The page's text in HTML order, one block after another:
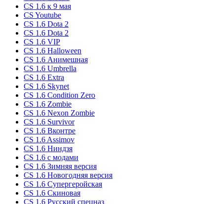
CS 1.6 к 9 мая
CS Youtube
CS 1.6 Dota 2
CS 1.6 Dota 2
CS 1.6 VIP
CS 1.6 Halloween
CS 1.6 Анимешная
CS 1.6 Umbrella
CS 1.6 Extra
CS 1.6 Skynet
CS 1.6 Condition Zero
CS 1.6 Zombie
CS 1.6 Nexon Zombie
CS 1.6 Survivor
CS 1.6 Вконтре
CS 1.6 Assimov
CS 1.6 Ниндзя
CS 1.6 с модами
CS 1.6 Зимняя версия
CS 1.6 Новогодняя версия
CS 1.6 Супергеройская
CS 1.6 Скиновая
CS 1.6 Русский спецназ